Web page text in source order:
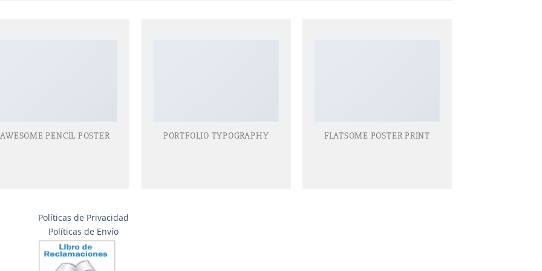
AWESOME PENCIL POSTER PORTFOLIO TYPOGRAPHY FLATSOME POSTER PRINT
Políticas de Privacidad
Políticas de Envío